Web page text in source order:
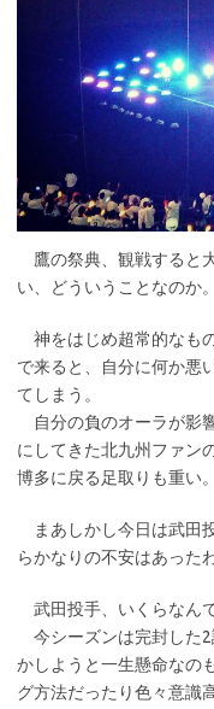
鷹の祭典、観戦すると
い、どういうことなのか。
神をはじめ超常的なも
で来ると、自分に何か悪
てしまう。
自分の負のオーラが影
にしてきた北九州ファン
博多に戻る足取りも重い。
まあしかし今日は武田
らかなりの不安はあった
武田投手、いくらなん
今シーズンは完封した2
かしようと一生懸命なの
グ方法だったり色々意識